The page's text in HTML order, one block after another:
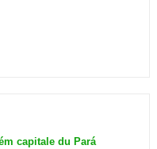
capitale du Pará